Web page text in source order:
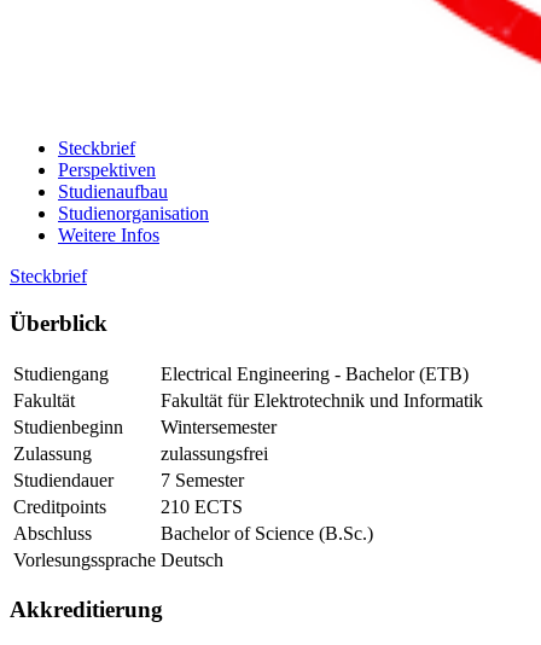
Steckbrief
Perspektiven
Studienaufbau
Studienorganisation
Weitere Infos
Steckbrief
Über­blick
Studiengang
Electrical Engineering - Bachelor (ETB)
Fakultät
Fakultät für Elektrotechnik und Informatik
Studienbeginn
Wintersemester
Zulassung
zulassungsfrei
Studiendauer
7 Semester
Creditpoints
210 ECTS
Abschluss
Bachelor of Science (B.Sc.)
Vorlesungssprache Deutsch
Ak­kre­di­tie­rung